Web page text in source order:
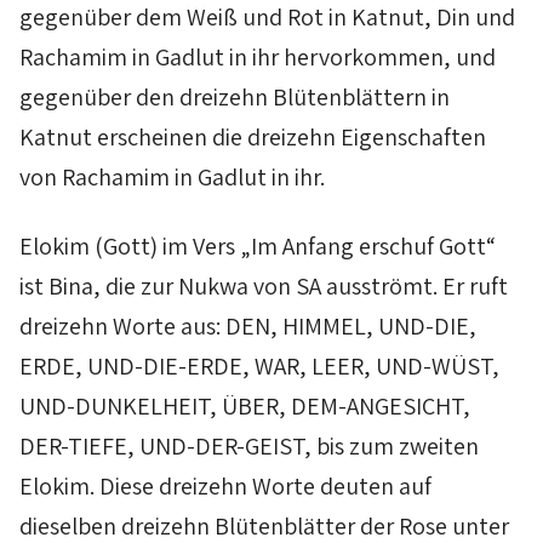
gegenüber dem Weiß und Rot in Katnut, Din und
Rachamim in Gadlutin ihr hervorkommen, und
gegenüber den dreizehn Blütenblättern in
Katnuterscheinen die dreizehn Eigenschaften
von Rachamim in Gadlutin ihr.
Elokim (Gott) im Vers „Im Anfang erschuf Gott“
ist Bina, die zurNukwavon SAausströmt. Er ruft
dreizehn Worte aus: DEN, HIMMEL, UND-DIE,
ERDE, UND-DIE-ERDE, WAR, LEER, UND-WÜST,
UND-DUNKELHEIT, ÜBER, DEM-ANGESICHT,
DER-TIEFE, UND-DER-GEIST, bis zum zweiten
Elokim. Diese dreizehn Worte deuten auf
dieselben dreizehn Blütenblätter der Rose unter